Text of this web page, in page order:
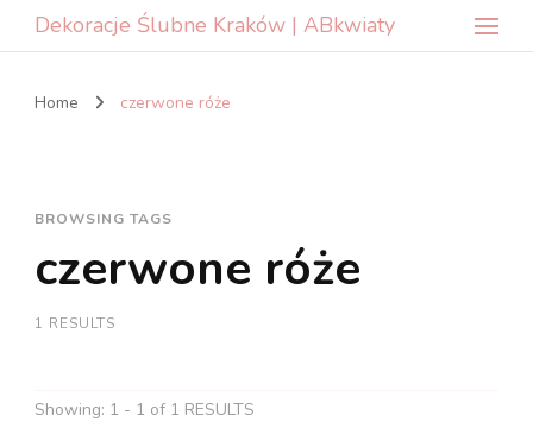
Dekoracje Ślubne Kraków | ABkwiaty
Home czerwone róże
BROWSING TAGS
czerwone róże
1 RESULTS
Showing: 1 - 1 of 1 RESULTS